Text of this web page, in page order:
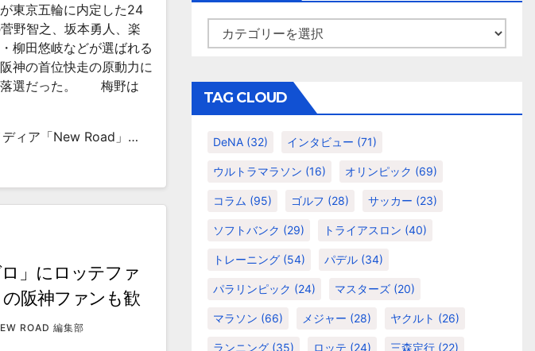
東京五輪に内定した24
野智之、坂本勇人、楽
柳田悠岐などが選ばれる
神の首位快走の原動力に
落選だった。 梅野は
ィア「New Road」…
」にロッテファ
阪神ファンも歓
ROAD 編集部
テ
リ
ー
TAG CLOUD
DeNA (32) インタビュー (71)
ウルトラマラソン (16) オリンピック (69)
コラム (95) ゴルフ (28) サッカー (23)
ソフトバンク (29) トライアスロン (40)
トレーニング (54) パデル (34)
パラリンピック (24) マスターズ (20)
マラソン (66) メジャー (28) ヤクルト (26)
ランニング (35) ロッテ (24) 三森定行 (22)